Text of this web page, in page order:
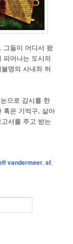
그들이 어디서 왔
피어나는 도시의
명의 사내와 허
으로 감시를 한
혹은 기억구, 살아
서를 주고 받는
vandermeer,sf,